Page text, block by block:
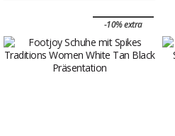
-10% extra